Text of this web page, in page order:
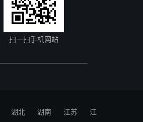
扫一扫手机网站
湖北 湖南 江苏
江